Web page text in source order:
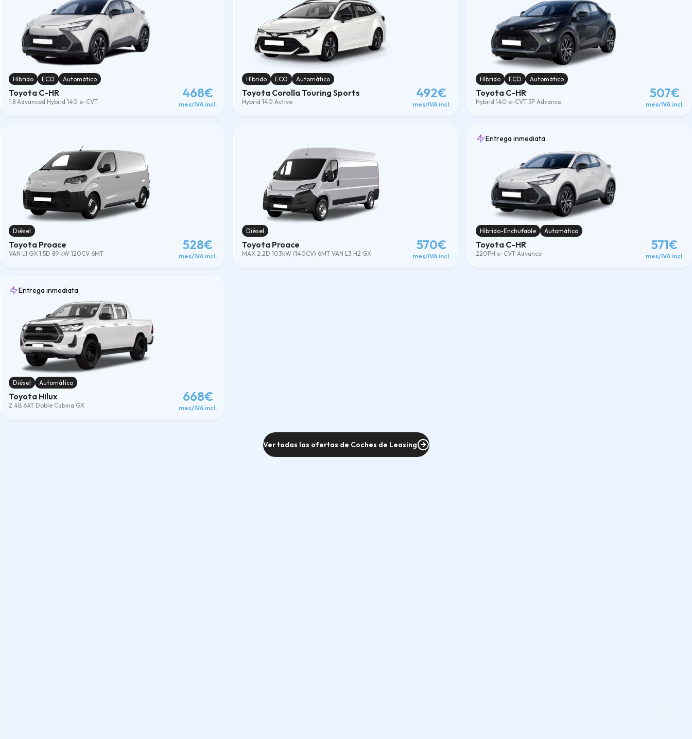
Híbrido-Enchufable(1)
Limpiar
Híbrido ECO Automático
Toyota C-HR
1.8 Advanced Hybrid 140 e-CVT
468€
mes/IVA incl.
Híbrido ECO Automático
Toyota Corolla Touring Sports
Hybrid 140 Active
492€
mes/IVA incl.
Híbrido ECO Automático
Toyota C-HR
Hybrid 140 e-CVT 5P Advance
507€
mes/IVA incl.
Diésel
Toyota Proace
VAN L1 GX 1.5D 89 kW 120CV 6MT
528€
mes/IVA incl.
Diésel
Toyota Proace
MAX 2.2D 103kW (140CV) 6MT VAN L3 H2 GX
570€
mes/IVA incl.
Entrega inmediata
Híbrido-Enchufable Automático
Toyota C-HR
220PH e-CVT Advance
571€
mes/IVA incl.
Entrega inmediata
Diésel Automático
Toyota Hilux
2.4B 6AT Doble Cabina GX
668€
mes/IVA incl.
Ver todas las ofertas de Coches de Leasing